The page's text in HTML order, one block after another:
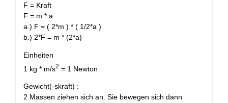
F = Kraft
F = m * a
a.) F = ( 2*m ) * ( 1/2*a )
b.) 2*F = m * (2*a)
Einheiten
1 kg * m/s2 = 1 Newton
Gewicht(-skraft) :
2 Massen ziehen sich an. Sie bewegen sich dann